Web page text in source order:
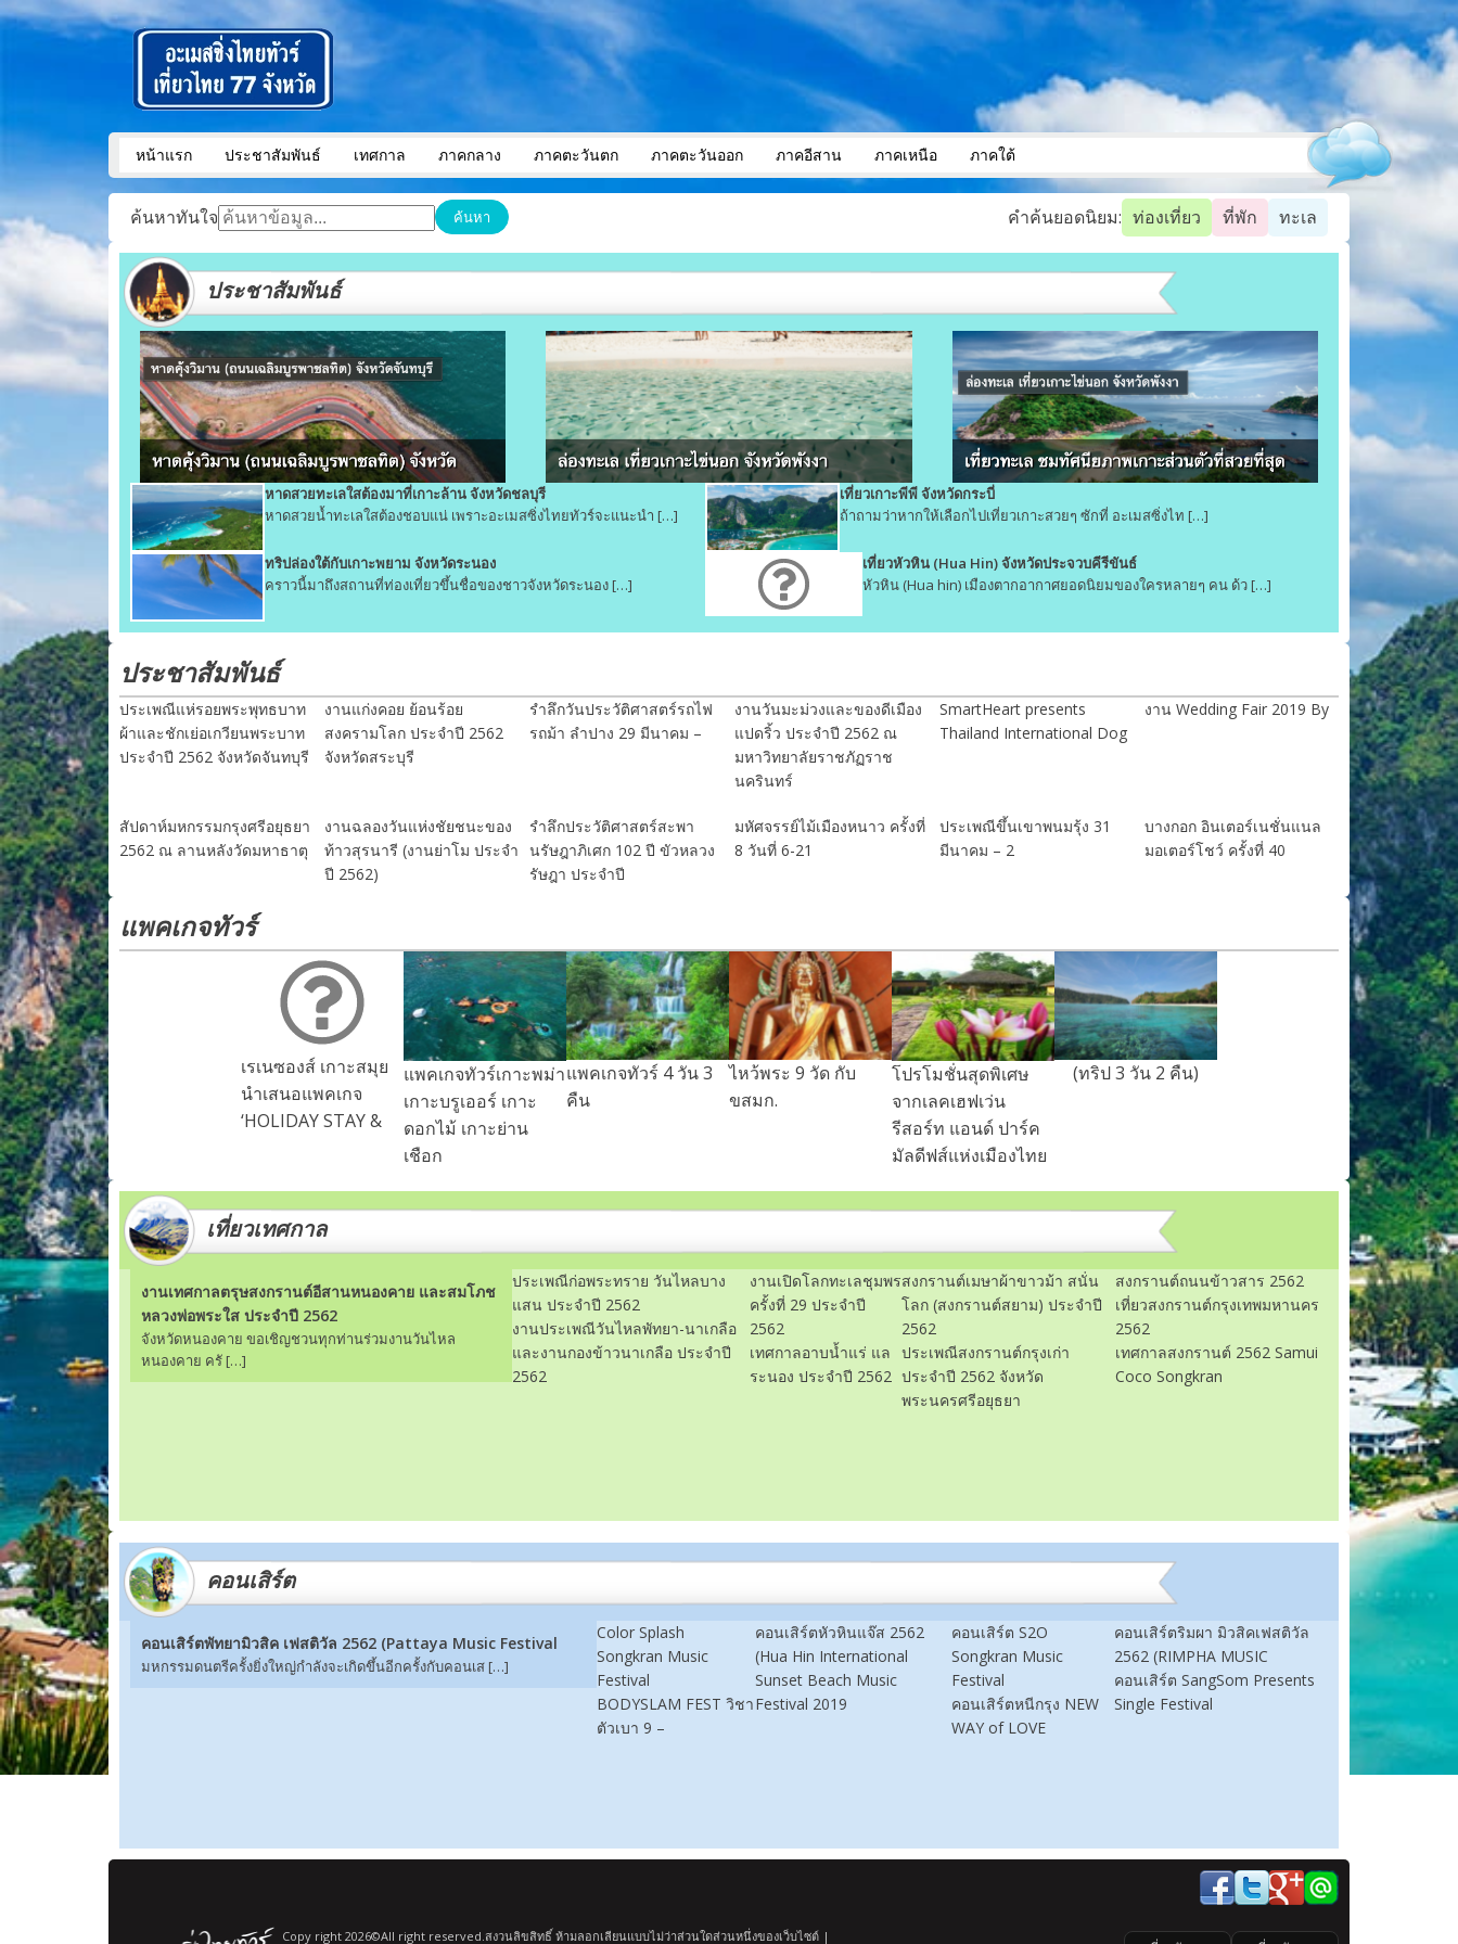
หน้าแรก ประชาสัมพันธ์ เทศกาล ภาคกลาง ภาคตะวันตก ภาคตะวันออก ภาคอีสาน ภาคเหนือ ภาคใต้
ค้นหาทันใจ ค้นหา คำค้นยอดนิยม: ท่องเที่ยว ที่พัก ทะเล
ประชาสัมพันธ์
หาดสวยทะเลใสต้องมาที่เกาะล้าน จังหวัดชลบุรี
หาดสวยน้ำทะเลใสต้องชอบแน่ เพราะอะเมสซิ่งไทยทัวร์จะแนะนำ […]
เที่ยวเกาะพีพี จังหวัดกระบี่
ถ้าถามว่าหากให้เลือกไปเที่ยวเกาะสวยๆ ซักที่ อะเมสซิ่งไท […]
ทริปล่องใต้กับเกาะพยาม จังหวัดระนอง
คราวนี้มาถึงสถานที่ท่องเที่ยวขึ้นชื่อของชาวจังหวัดระนอง […]
เที่ยวหัวหิน (Hua Hin) จังหวัดประจวบคีรีขันธ์
หัวหิน (Hua hin) เมืองตากอากาศยอดนิยมของใครหลายๆ คน ด้ว […]
ประชาสัมพันธ์
ประเพณีแห่รอยพระพุทธบาท
ผ้าและชักเย่อเกวียนพระบาท
ประจำปี 2562 จังหวัดจันทบุรี
งานแก่งคอย ย้อนร้อย
สงครามโลก ประจำปี 2562
จังหวัดสระบุรี
รำลึกวันประวัติศาสตร์รถไฟ
รถม้า ลำปาง 29 มีนาคม –
งานวันมะม่วงและของดีเมือง
แปดริ้ว ประจำปี 2562 ณ
มหาวิทยาลัยราชภัฏราช
นครินทร์
SmartHeart presents
Thailand International Dog
งาน Wedding Fair 2019 By
สัปดาห์มหกรรมกรุงศรีอยุธยา
2562 ณ ลานหลังวัดมหาธาตุ
งานฉลองวันแห่งชัยชนะของ
ท้าวสุรนารี (งานย่าโม ประจำ
ปี 2562)
รำลึกประวัติศาสตร์สะพา
นรัษฎาภิเศก 102 ปี ขัวหลวง
รัษฎา ประจำปี
มหัศจรรย์ไม้เมืองหนาว ครั้งที่
8 วันที่ 6-21
ประเพณีขึ้นเขาพนมรุ้ง 31
มีนาคม – 2
บางกอก อินเตอร์เนชั่นแนล
มอเตอร์โชว์ ครั้งที่ 40
แพคเกจทัวร์
เรเนซองส์ เกาะสมุย
นำเสนอแพคเกจ
‘HOLIDAY STAY &
แพคเกจทัวร์เกาะพม่า
เกาะบรูเออร์ เกาะ
ดอกไม้ เกาะย่าน
เชือก
แพคเกจทัวร์ 4 วัน 3
คืน
ไหว้พระ 9 วัด กับ
ขสมก.
โปรโมชั่นสุดพิเศษ
จากเลคเฮฟเว่น
รีสอร์ท แอนด์ ปาร์ค
มัลดีฟส์แห่งเมืองไทย
(ทริป 3 วัน 2 คืน)
เที่ยวเทศกาล
งานเทศกาลตรุษสงกรานต์อีสานหนองคาย และสมโภช
หลวงพ่อพระใส ประจำปี 2562
จังหวัดหนองคาย ขอเชิญชวนทุกท่านร่วมงานวันไหล
หนองคาย ครั […]
ประเพณีก่อพระทราย วันไหลบาง
แสน ประจำปี 2562
งานประเพณีวันไหลพัทยา-นาเกลือ
และงานกองข้าวนาเกลือ ประจำปี
2562
งานเปิดโลกทะเลชุมพร
ครั้งที่ 29 ประจำปี
2562
เทศกาลอาบน้ำแร่ แล
ระนอง ประจำปี 2562
สงกรานต์เมษาผ้าขาวม้า สนั่น
โลก (สงกรานต์สยาม) ประจำปี
2562
ประเพณีสงกรานต์กรุงเก่า
ประจำปี 2562 จังหวัด
พระนครศรีอยุธยา
สงกรานต์ถนนข้าวสาร 2562
เที่ยวสงกรานต์กรุงเทพมหานคร
2562
เทศกาลสงกรานต์ 2562 Samui
Coco Songkran
คอนเสิร์ต
คอนเสิร์ตพัทยามิวสิค เฟสติวัล 2562 (Pattaya Music Festival
มหกรรมดนตรีครั้งยิ่งใหญ่กำลังจะเกิดขึ้นอีกครั้งกับคอนเส […]
Color Splash
Songkran Music
Festival
BODYSLAM FEST วิชา
ตัวเบา 9 –
คอนเสิร์ตหัวหินแจ๊ส 2562
(Hua Hin International
Sunset Beach Music
Festival 2019
คอนเสิร์ต S2O
Songkran Music
Festival
คอนเสิร์ตหนีกรุง NEW
WAY of LOVE
คอนเสิร์ตริมผา มิวสิคเฟสติวัล
2562 (RIMPHA MUSIC
คอนเสิร์ต SangSom Presents
Single Festival
Copy right 2026©All right reserved.สงวนลิขสิทธิ์ ห้ามลอกเลียนแบบไม่ว่าส่วนใดส่วนหนึ่งของเว็บไซต์ |